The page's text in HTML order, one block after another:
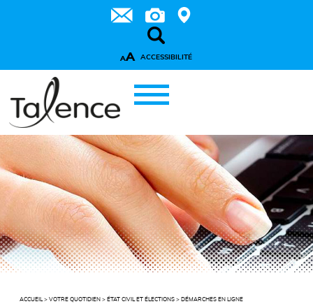
AA ACCESSIBILITÉ
ACCUEIL >VOTRE QUOTIDIEN > ÉTAT CIVIL ET ÉLECTIONS > DÉMARCHES EN LIGNE